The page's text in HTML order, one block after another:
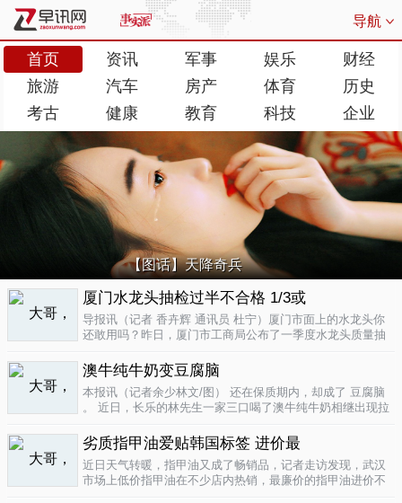
导航
首页 资讯 军事 娱乐
财经
旅游
汽车 房产 体育
历史
考古
健康 教育 科技 企业
【图话】天降奇兵
厦门水龙头抽检过半不合格 1/3或
导报讯（记者 香卉辉 通讯员 杜宁）厦门市面上的水龙头你
还敢用吗？昨日，厦门市工商局公布了一季度水龙头质量抽
批次不合格原因是会产生剧毒。不合格率53.3%涉及多个品
牌据介绍，厦门市工商局今..
澳牛纯牛奶变豆腐脑
本报讯（记者余少林文/图） 还在保质期内，却成了 豆腐脑
。 近日，长乐的林先生一家三口喝了澳牛纯牛奶相继出现拉
纯牛奶并 不纯 ，呈凝固状，像酸奶。昨日上午，林先生向长
乐工商局12315投..
劣质指甲油爱贴韩国标签 进价最
近日天气转暖，指甲油又成了畅销品，记者走访发现，武汉
市场上低价指甲油在不少店内热销，最廉价的指甲油进价不